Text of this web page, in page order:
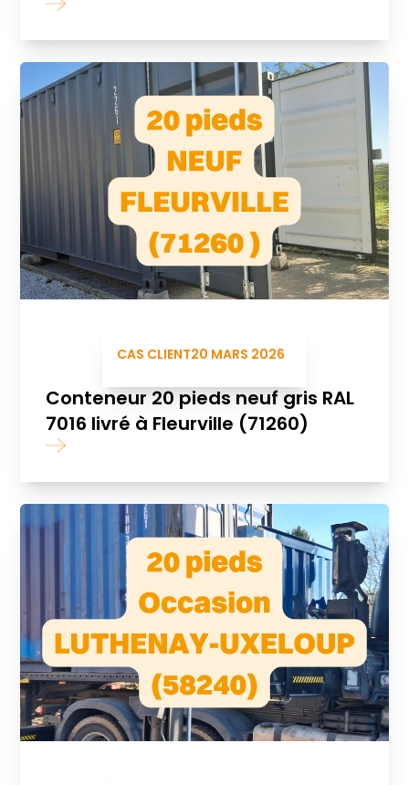
CAS CLIENT20 MARS 2026
Conteneur 20 pieds neuf gris RAL
7016 livré à Fleurville (71260)